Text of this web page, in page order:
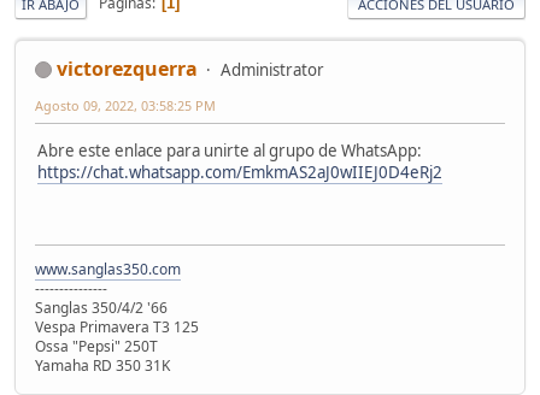
IR ABAJO ACCIONES DEL USUARIO
victorezquerra Administrator
Agosto 09, 2022, 03:58:25 PM
Abre este enlace para unirte al grupo de WhatsApp:
https://chat.whatsapp.com/EmkmAS2aJ0wIIEJ0D4eRj2
www.sanglas350.com
---------------
Sanglas 350/4/2 '66
Vespa Primavera T3 125
Ossa "Pepsi" 250T
Yamaha RD 350 31K